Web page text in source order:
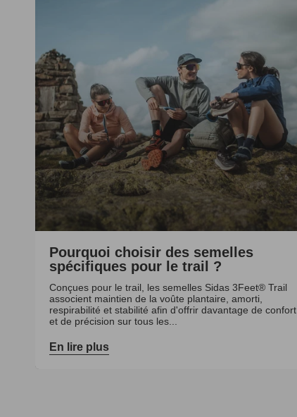
Pourquoi choisir des semelles
spécifiques pour le trail ?
Conçues pour le trail, les semelles Sidas 3Feet® Trail
associent maintien de la voûte plantaire, amorti,
respirabilité et stabilité afin d'offrir davantage de confort
et de précision sur tous les...
En lire plus